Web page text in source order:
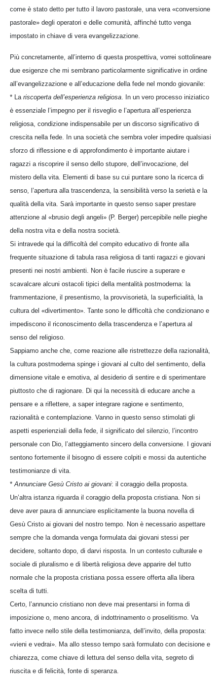
come è stato detto per tutto il lavoro pastorale, una vera «conversione
pastorale» degli operatori e delle comunità, affinché tutto venga
impostato in chiave di vera evangelizzazione.
Più concretamente, all’interno di questa prospettiva, vorrei sottolineare
due esigenze che mi sembrano particolarmente significative in ordine
all’evangelizzazione e all’educazione della fede nel mondo giovanile:
* La riscoperta dell’esperienza religiosa . In un vero processo iniziatico
è essenziale l’impegno per il risveglio e l’apertura all’esperienza
religiosa, condizione indispensabile per un discorso significativo di
crescita nella fede. In una società che sembra voler impedire qualsiasi
sforzo di riflessione e di approfondimento è importante aiutare i
ragazzi a riscoprire il senso dello stupore, dell’invocazione, del
mistero della vita. Elementi di base su cui puntare sono la ricerca di
senso, l’apertura alla trascendenza, la sensibilità verso la serietà e la
qualità della vita. Sarà importante in questo senso saper prestare
attenzione al «brusio degli angeli» (P. Berger) percepibile nelle pieghe
della nostra vita e della nostra società.
Si intravede qui la difficoltà del compito educativo di fronte alla
frequente situazione di tabula rasa religiosa di tanti ragazzi e giovani
presenti nei nostri ambienti. Non è facile riuscire a superare e
scavalcare alcuni ostacoli tipici della mentalità postmoderna: la
frammentazione, il presentismo, la provvisorietà, la superficialità, la
cultura del «divertimento». Tante sono le difficoltà che condizionano e
impediscono il riconoscimento della trascendenza e l’apertura al
senso del religioso.
Sappiamo anche che, come reazione alle ristrettezze della razionalità,
la cultura postmoderna spinge i giovani al culto del sentimento, della
dimensione vitale e emotiva, al desiderio di sentire e di sperimentare
piuttosto che di ragionare. Di qui la necessità di educare anche a
pensare e a riflettere, a saper integrare ragione e sentimento,
razionalità e contemplazione. Vanno in questo senso stimolati gli
aspetti esperienziali della fede, il significato del silenzio, l’incontro
personale con Dio, l’atteggiamento sincero della conversione. I giovani
sentono fortemente il bisogno di essere colpiti e mossi da autentiche
testimonianze di vita.
* Annunciare Gesù Cristo ai giovani: il coraggio della proposta.
Un’altra istanza riguarda il coraggio della proposta cristiana. Non si
deve aver paura di annunciare esplicitamente la buona novella di
Gesù Cristo ai giovani del nostro tempo. Non è necessario aspettare
sempre che la domanda venga formulata dai giovani stessi per
decidere, soltanto dopo, di darvi risposta. In un contesto culturale e
sociale di pluralismo e di libertà religiosa deve apparire del tutto
normale che la proposta cristiana possa essere offerta alla libera
scelta di tutti.
Certo, l’annuncio cristiano non deve mai presentarsi in forma di
imposizione o, meno ancora, di indottrinamento o proselitismo. Va
fatto invece nello stile della testimonianza, dell’invito, della proposta:
«vieni e vedrai». Ma allo stesso tempo sarà formulato con decisione e
chiarezza, come chiave di lettura del senso della vita, segreto di
riuscita e di felicità, fonte di speranza.